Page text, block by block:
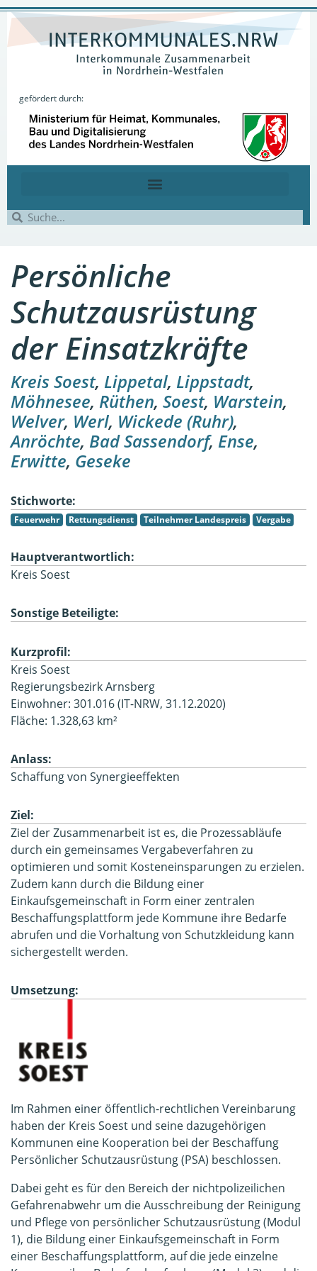
gefördert durch:
Persönliche
Schutzausrüstung
der Einsatzkräfte
Kreis Soest, Lippetal, Lippstadt,
Möhnesee, Rüthen, Soest, Warstein,
Welver, Werl, Wickede (Ruhr),
Anröchte, Bad Sassendorf, Ense,
Erwitte, Geseke
Stichworte:
Feuerwehr Rettungsdienst Teilnehmer Landespreis Vergabe
Hauptverantwortlich:
Kreis Soest
Sonstige Beteiligte:
Kurzprofil:
Kreis Soest
Regierungsbezirk Arnsberg
Einwohner: 301.016 (IT-NRW, 31.12.2020)
Fläche: 1.328,63 km²
Anlass:
Schaffung von Synergieeffekten
Ziel:
Ziel der Zusammenarbeit ist es, die Prozessabläufe
durch ein gemeinsames Vergabeverfahren zu
optimieren und somit Kosteneinsparungen zu erzielen.
Zudem kann durch die Bildung einer
Einkaufsgemeinschaft in Form einer zentralen
Beschaffungsplattform jede Kommune ihre Bedarfe
abrufen und die Vorhaltung von Schutzkleidung kann
sichergestellt werden.
Umsetzung:
Im Rahmen einer öffentlich-rechtlichen Vereinbarung
haben der Kreis Soest und seine dazugehörigen
Kommunen eine Kooperation bei der Beschaffung
Persönlicher Schutzausrüstung (PSA) beschlossen.
Dabei geht es für den Bereich der nichtpolizeilichen
Gefahrenabwehr um die Ausschreibung der Reinigung
und Pflege von persönlicher Schutzausrüstung (Modul
1), die Bildung einer Einkaufsgemeinschaft in Form
einer Beschaffungsplattform, auf die jede einzelne